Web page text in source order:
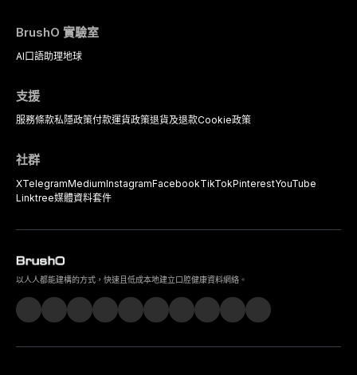
BrushO 實驗室
AI口語助理地球
支援
服務條款私隱政策付款運貨政策退貨及退款Cookie政策
社群
XTelegramMediumInstagramFacebookTikTokPinterestYouTube
Linktree媒體資料套件
以人人都能建構的方式，快速且低成本地建立口腔健康資料網絡。